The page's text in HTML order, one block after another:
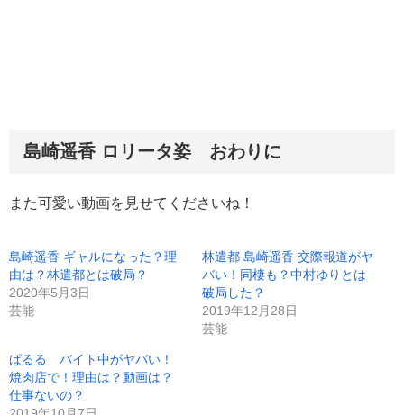
島崎遥香 ロリータ姿 おわりに
また可愛い動画を見せてくださいね！
島崎遥香 ギャルになった？理
由は？林遣都とは破局？
2020年5月3日
芸能
林遣都 島崎遥香 交際報道がヤ
バい！同棲も？中村ゆりとは
破局した？
2019年12月28日
芸能
ぱるる バイト中がヤバい！
焼肉店で！理由は？動画は？
仕事ないの？